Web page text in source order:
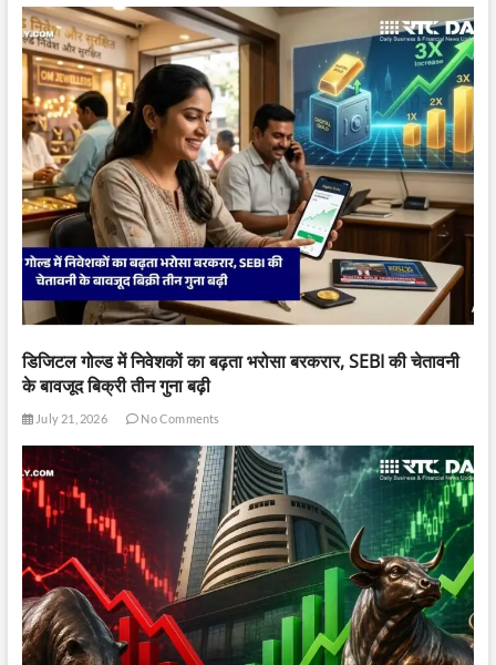
डिजिटल गोल्ड में निवेशकों का बढ़ता भरोसा बरकरार, SEBI की चेतावनी
के बावजूद बिक्री तीन गुना बढ़ी
July 21, 2026 No Comments